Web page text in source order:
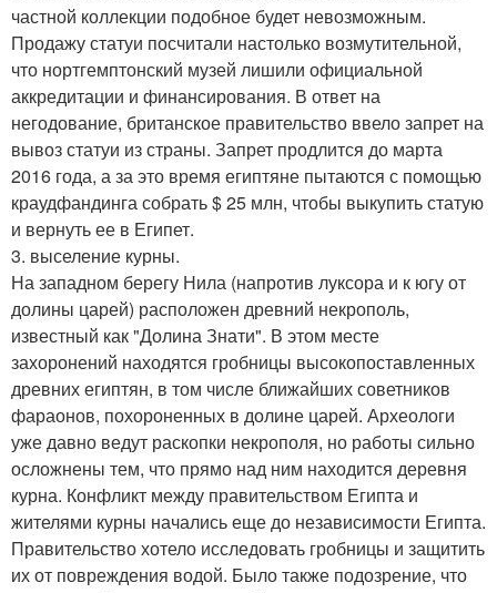
частной коллекции подобное будет невозможным.
Продажу статуи посчитали настолько возмутительной,
что нортгемптонский музей лишили официальной
аккредитации и финансирования. В ответ на
негодование, британское правительство ввело запрет на
вывоз статуи из страны. Запрет продлится до марта
2016 года, а за это время египтяне пытаются с помощью
краудфандинга собрать $ 25 млн, чтобы выкупить статую
и вернуть ее в Египет.
3. выселение курны.
На западном берегу Нила (напротив луксора и к югу от
долины царей) расположен древний некрополь,
известный как "Долина Знати". В этом месте
захоронений находятся гробницы высокопоставленных
древних египтян, в том числе ближайших советников
фараонов, похороненных в долине царей. Археологи
уже давно ведут раскопки некрополя, но работы сильно
осложнены тем, что прямо над ним находится деревня
курна. Конфликт между правительством Египта и
жителями курны начались еще до независимости Египта.
Правительство хотело исследовать гробницы и защитить
их от повреждения водой. Было также подозрение, что